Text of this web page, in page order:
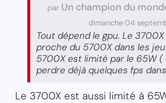
par Un champion du
dimanche 04
Tout dépend le gpu. Le
proche du 5700X dans les
5700X est limité par le 65W
perdre déjà quelques fps
Le 3700X est aussi limité à